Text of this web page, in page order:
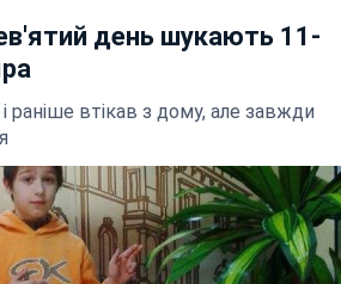
день шукають 11-
раніше втікав з дому, але завжди